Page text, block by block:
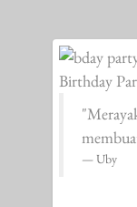
Birthday
Uby